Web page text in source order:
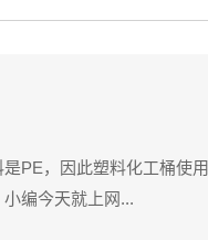
PE，因此塑料化工桶使用
编今天就上网...